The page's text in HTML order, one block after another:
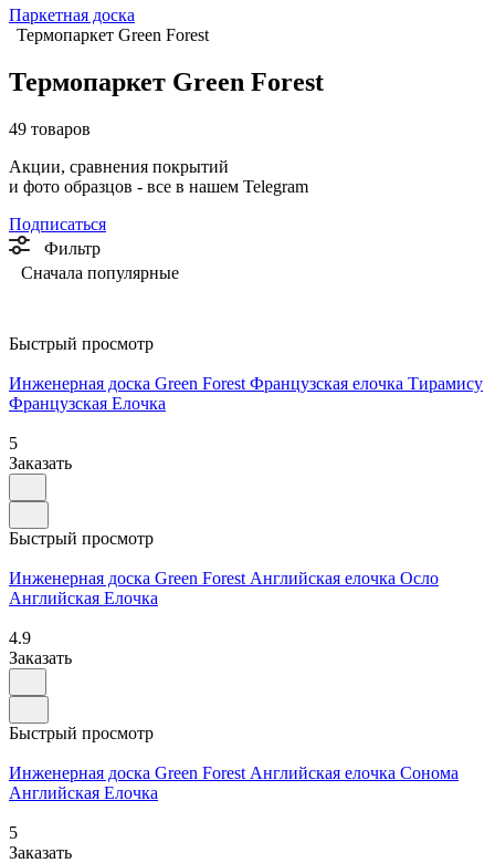
Паркетная доска
Термопаркет Green Forest
Термопаркет Green Forest
49 товаров
Акции, сравнения покрытий
и фото образцов - все в нашем Telegram
Подписаться
Фильтр
Сначала популярные
Быстрый просмотр
Инженерная доска Green Forest Французская елочка Тирамису
Французская Елочка
5
Заказать
Быстрый просмотр
Инженерная доска Green Forest Английская елочка Осло
Английская Елочка
4.9
Заказать
Быстрый просмотр
Инженерная доска Green Forest Английская елочка Сонома
Английская Елочка
5
Заказать